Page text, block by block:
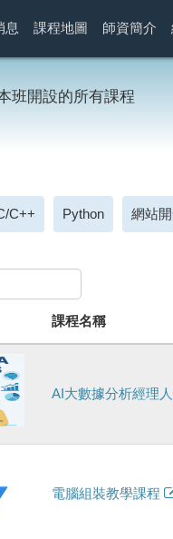
息 課程地圖 師資簡介
班開設的所有課程
C++ Python 網站
課程名稱
AI大數據分析經理
電腦組裝教學課程